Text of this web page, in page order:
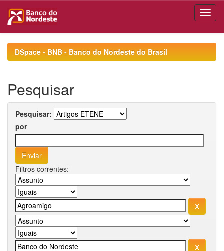
navigationDSpace - BNB - Banco do Nordeste do Brasil
Pesquisar
Pesquisar:
por
Filtros correntes: